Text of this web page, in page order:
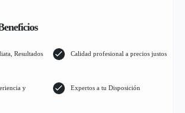
Resultados Calidad profesional a precios justos
y Expertos a tu Disposición